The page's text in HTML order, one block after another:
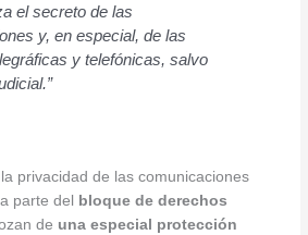
el secreto de las
y, en especial, de las
y telefónicas, salvo
privacidad de las comunicaciones
parte del
bloque de derechos
de una especial protección